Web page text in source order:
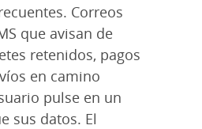
Correos
que avisan de
retenidos, pagos
en camino
pulse en un
sus datos. El